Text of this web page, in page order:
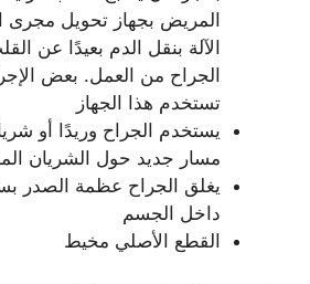
المريض بجهاز تحويل مجرى
الآلة بنقل الدم بعيدًا عن
الجراح من العمل. بعض
تستخدم هذا الجهاز
يستخدم الجراح وريدًا أو
مسار جديد حول الشريان
يغلق الجراح عظمة الصدر
داخل الجسم
القطع الأصلي مخيط